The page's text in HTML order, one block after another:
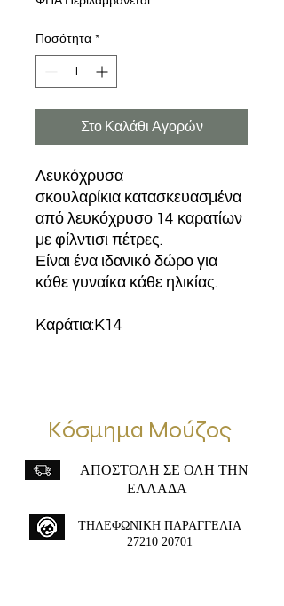
Ποσότητα *
Στο Καλάθι Αγορών
Λευκόχρυσα
σκουλαρίκια κατασκευασμένα
από λευκόχρυσο 14 καρατίων
με φίλντισι πέτρες.
Είναι ένα ιδανικό δώρο για
κάθε γυναίκα κάθε ηλικίας.
Kαράτια:K14
Κόσμημα Μούζος
ΑΠΟΣΤΟΛΗ ΣΕ ΟΛΗ ΤΗΝ
ΕΛΛΑΔΑ
ΤΗΛΕΦΩΝΙΚΗ ΠΑΡΑΓΓΕΛΙΑ
27210 20701